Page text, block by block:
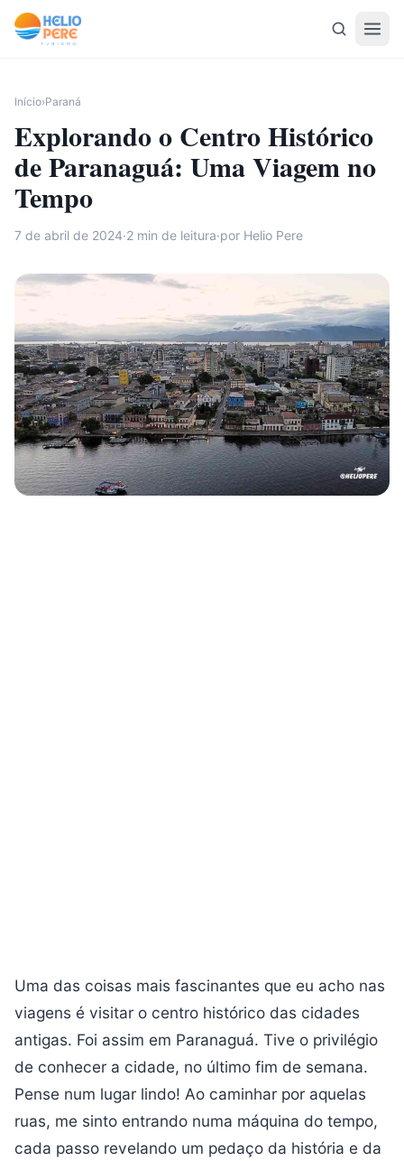
Pular para o conteúdo
Início›Paraná
Explorando o Centro Histórico
de Paranaguá: Uma Viagem no
Tempo
7 de abril de 2024·2 min de leitura·por Helio Pere
Uma das coisas mais fascinantes que eu acho nas
viagens é visitar o centro histórico das cidades
antigas. Foi assim em Paranaguá. Tive o privilégio
de conhecer a cidade, no último fim de semana.
Pense num lugar lindo! Ao caminhar por aquelas
ruas, me sinto entrando numa máquina do tempo,
cada passo revelando um pedaço da história e da